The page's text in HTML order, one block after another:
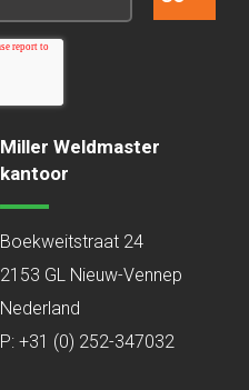
Miller Weldmaster
kantoor
Boekweitstraat 24
2153 GL Nieuw-Vennep
Nederland
P: +31 (0) 252-347032